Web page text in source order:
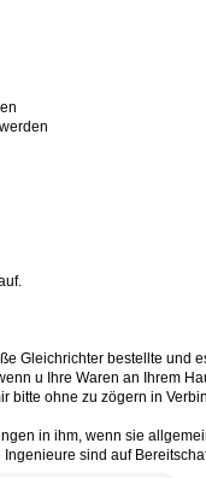
Gleichrichter bestellte und
u Ihre Waren an Ihrem
bitte ohne zu zögern in
in ihm, wenn sie
sind auf